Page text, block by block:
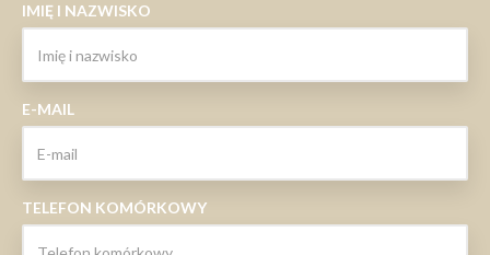
IMIĘ I NAZWISKO
E-MAIL
TELEFON KOMÓRKOWY